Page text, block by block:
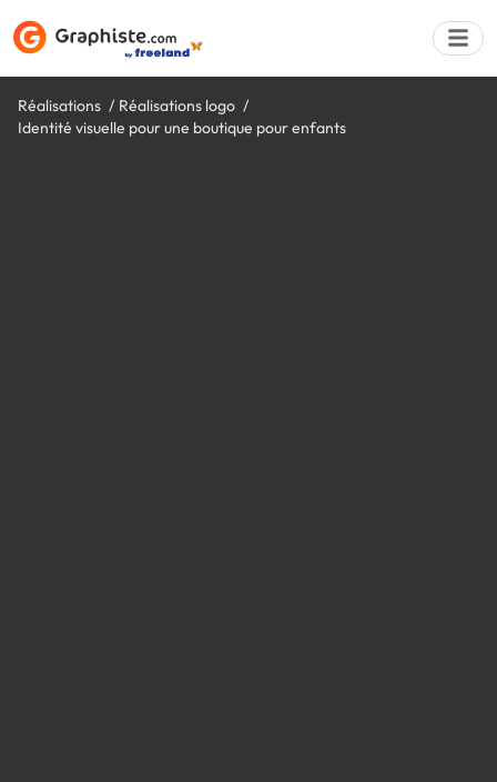
Réalisations
Réalisations logo
Identité visuelle pour une boutique pour enfants